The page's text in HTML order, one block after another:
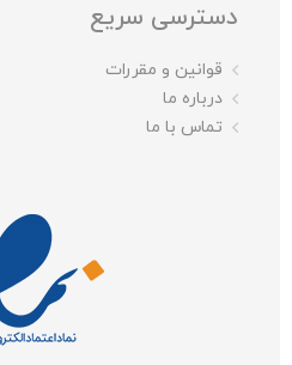
دسترسی سریع
قوانین و مقررات
درباره ما
تماس با ما